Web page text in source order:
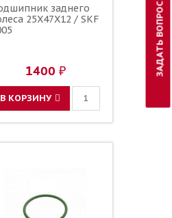
заднего
25X47X12 / SKF
1400 ₽
В КОРЗИНУ
ЗАДАТЬ ВОПРОС